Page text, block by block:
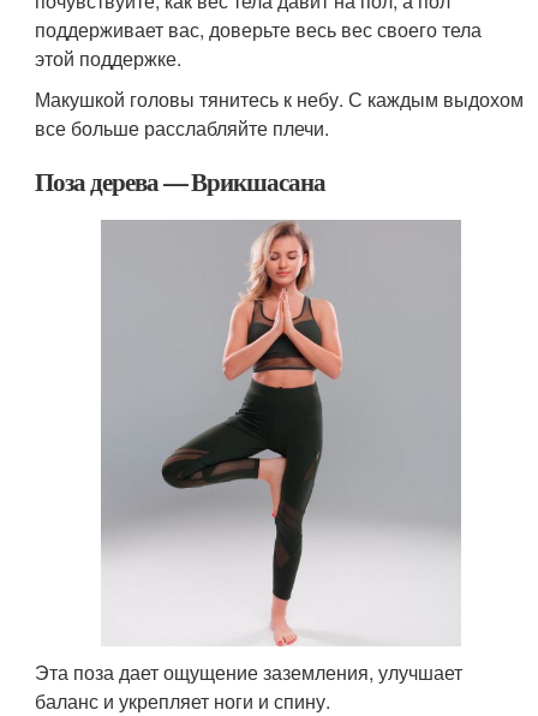
поддерживает вас, доверьте весь вес своего тела
этой поддержке.
Макушкой головы тянитесь к небу. С каждым выдохом
все больше расслабляйте плечи.
Поза дерева — Врикшасана
Эта поза дает ощущение заземления, улучшает
баланс и укрепляет ноги и спину.